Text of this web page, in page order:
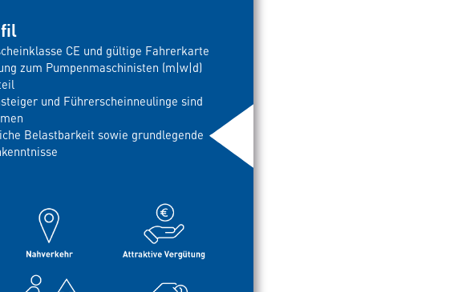
CE und gültige Fahrerkarte
zum Pumpenmaschinisten (m|w|d)
und Führerscheinneulinge sind
Belastbarkeit sowie grundlegende